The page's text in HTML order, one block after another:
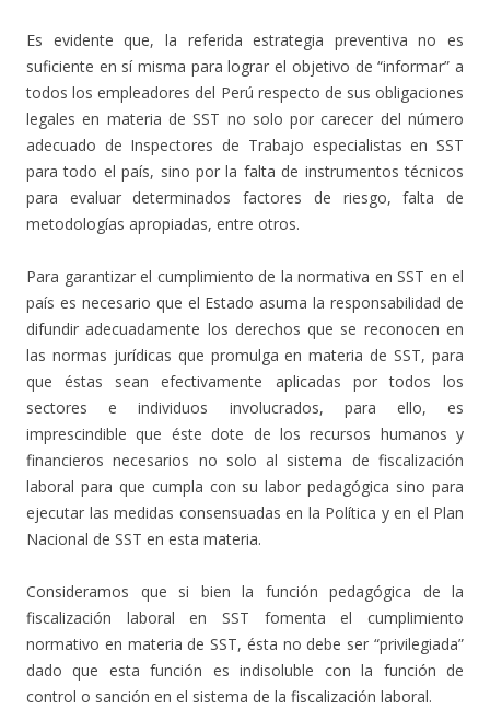
Es evidente que, la referida estrategia preventiva no es
suficiente en sí misma para lograr el objetivo de “informar” a
todos los empleadores del Perú respecto de sus obligaciones
legales en materia de SST no solo por carecer del número
adecuado de Inspectores de Trabajo especialistas en SST
para todo el país, sino por la falta de instrumentos técnicos
para evaluar determinados factores de riesgo, falta de
metodologías apropiadas, entre otros.
Para garantizar el cumplimiento de la normativa en SST en el
país es necesario que el Estado asuma la responsabilidad de
difundir adecuadamente los derechos que se reconocen en
las normas jurídicas que promulga en materia de SST, para
que éstas sean efectivamente aplicadas por todos los
sectores e individuos involucrados, para ello, es
imprescindible que éste dote de los recursos humanos y
financieros necesarios no solo al sistema de fiscalización
laboral para que cumpla con su labor pedagógica sino para
ejecutar las medidas consensuadas en la Política y en el Plan
Nacional de SST en esta materia.
Consideramos que si bien la función pedagógica de la
fiscalización laboral en SST fomenta el cumplimiento
normativo en materia de SST, ésta no debe ser “privilegiada”
dado que esta función es indisoluble con la función de
control o sanción en el sistema de la fiscalización laboral.